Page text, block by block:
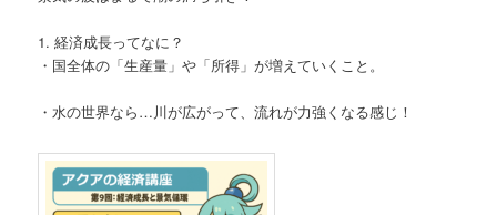
1. 経済成長ってなに？
・国全体の「生産量」や「所得」が増えていくこと。
・水の世界なら…川が広がって、流れが力強くなる感じ！